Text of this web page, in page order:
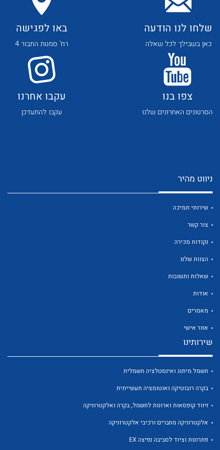
לכל מוצרי היצרן לכל מוצרי היצרן
לכל מוצרי היצרן
לכל מוצרי היצרן
לכל מוצרי היצרן
שלחו לנו הודעה
כאן בשבילך לכל שאלה
באו לפגישה
רח' סמטת התבור 4
צפו בנו
הסרטונים האחרונים שלנו
עקבו אחרנו
עקבו להתעדכן
ניווט מהיר
שירותי תמיכה
צור קשר
נקודות מכירה
הצוות שלנו
שאלות ותשובות
אודות
מאמרים
אזור אישי
שירותינו
חשמל מיתוג ואינסטלציה חשמלית
בקרה רובוטיקה ואוטומציה תעשייתית
זיווד קופסאות וארונות לחשמל, בקרה ואלקטרוניקה
אלקטרוניקה מחברים ורכיבי אלקטרוניקה
פתרונות וציוד לסביבה נפיצה EX